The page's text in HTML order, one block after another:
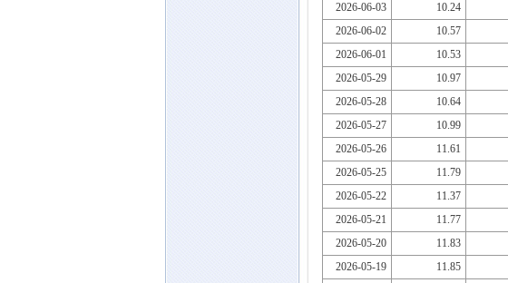
2026-06-03
10.24
2026-06-02
10.57
2026-06-01
10.53
2026-05-29
10.97
2026-05-28
10.64
2026-05-27
10.99
2026-05-26
11.61
2026-05-25
11.79
2026-05-22
11.37
2026-05-21
11.77
2026-05-20
11.83
2026-05-19
11.85